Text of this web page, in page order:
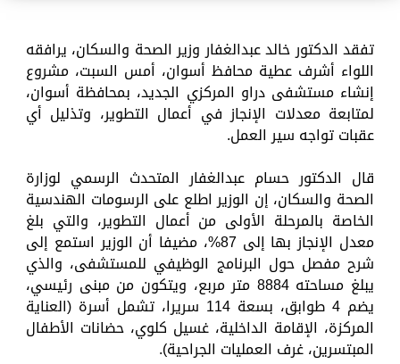
تفقد الدكتور خالد عبدالغفار وزير الصحة والسكان، يرافقه
اللواء أشرف عطية محافظ أسوان، أمس السبت، مشروع
إنشاء مستشفى دراو المركزي الجديد، بمحافظة أسوان،
لمتابعة معدلات الإنجاز في أعمال التطوير، وتذليل أي
عقبات تواجه سير العمل.
قال الدكتور حسام عبدالغفار المتحدث الرسمي لوزارة
الصحة والسكان، إن الوزير اطلع على الرسومات الهندسية
الخاصة بالمرحلة الأولى من أعمال التطوير، والتي بلغ
معدل الإنجاز بها إلى 87%، مضيفا أن الوزير استمع إلى
شرح مفصل حول البرنامج الوظيفي للمستشفى، والذي
يبلغ مساحته 8884 متر مربع، ويتكون من مبنى رئيسي،
يضم 4 طوابق، بسعة 114 سريرا، تشمل أسرة (العناية
المركزة، الإقامة الداخلية، غسيل كلوي، حضانات الأطفال
المبتسرين، غرف العمليات الجراحية).